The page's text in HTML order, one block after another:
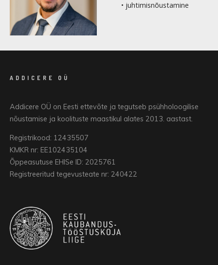
• juhtimisnõustamine
ADDICERE OÜ
Addicere OÜ on Eesti ettevõte ja tegutseb psühholoogilise
nõustamise ja koolituste maastikul alates 2013. aastast.
Registrikood: 12435507
KMKR nr: EE102435104
Õppeasutuse EHISe ID: 2025761
Registreeritud tegevusteate nr: 240422